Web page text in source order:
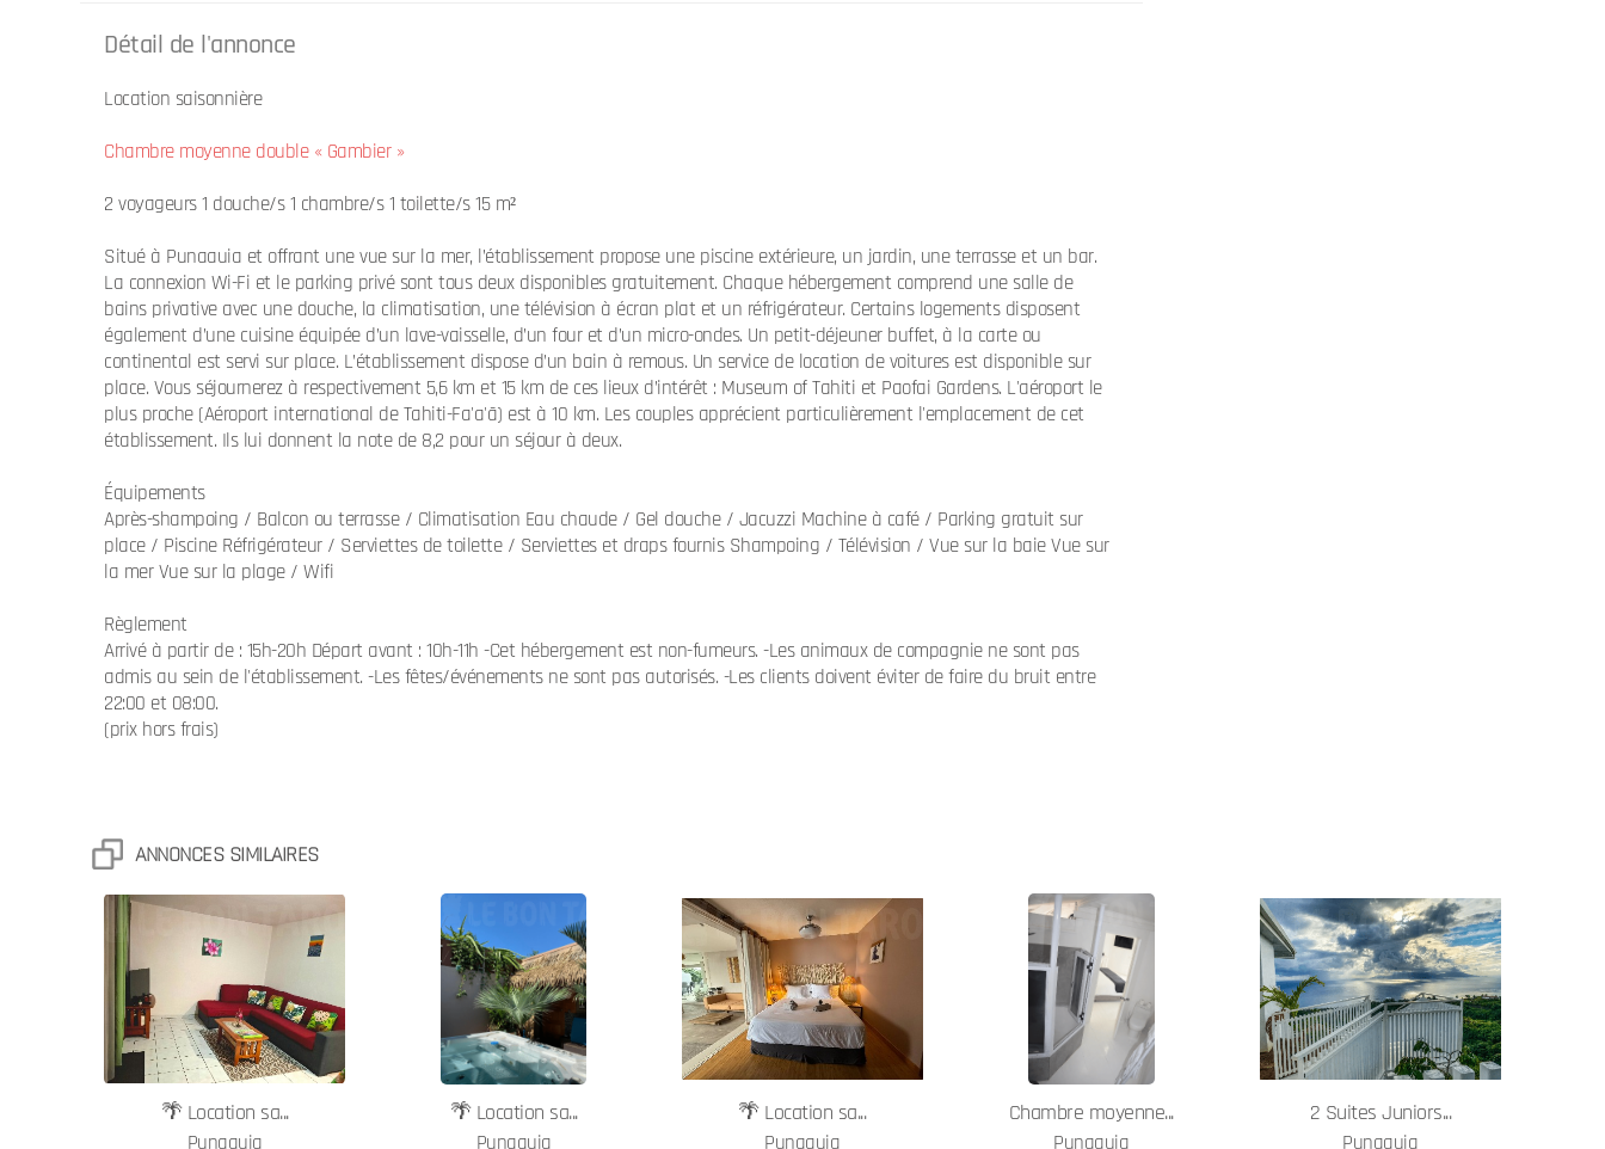
Détail de l'annonce
Location saisonnière
Chambre moyenne double « Gambier »
2 voyageurs 1 douche/s 1 chambre/s 1 toilette/s 15 m²
Situé à Punaauia et offrant une vue sur la mer, l’établissement propose une piscine extérieure, un jardin, une terrasse et un bar.
La connexion Wi-Fi et le parking privé sont tous deux disponibles gratuitement. Chaque hébergement comprend une salle de
bains privative avec une douche, la climatisation, une télévision à écran plat et un réfrigérateur. Certains logements disposent
également d’une cuisine équipée d’un lave-vaisselle, d’un four et d’un micro-ondes. Un petit-déjeuner buffet, à la carte ou
continental est servi sur place. L’établissement dispose d’un bain à remous. Un service de location de voitures est disponible sur
place. Vous séjournerez à respectivement 5,6 km et 15 km de ces lieux d’intérêt : Museum of Tahiti et Paofai Gardens. L'aéroport le
plus proche (Aéroport international de Tahiti-Fa'a'ā) est à 10 km. Les couples apprécient particulièrement l'emplacement de cet
établissement. Ils lui donnent la note de 8,2 pour un séjour à deux.
Équipements
Après-shampoing / Balcon ou terrasse / Climatisation Eau chaude / Gel douche / Jacuzzi Machine à café / Parking gratuit sur
place / Piscine Réfrigérateur / Serviettes de toilette / Serviettes et draps fournis Shampoing / Télévision / Vue sur la baie Vue sur
la mer Vue sur la plage / Wifi
Règlement
Arrivé à partir de : 15h-20h Départ avant : 10h-11h -Cet hébergement est non-fumeurs. -Les animaux de compagnie ne sont pas
admis au sein de l'établissement. -Les fêtes/événements ne sont pas autorisés. -Les clients doivent éviter de faire du bruit entre
22:00 et 08:00.
(prix hors frais)
ANNONCES SIMILAIRES
🌴 Location sa...
Punaauia
🌴 Location sa...
Punaauia
🌴 Location sa...
Punaauia
Chambre moyenne...
Punaauia
2 Suites Juniors...
Punaauia